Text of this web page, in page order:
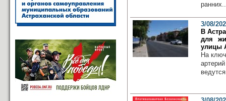
3/08/
В
для
улицы
На